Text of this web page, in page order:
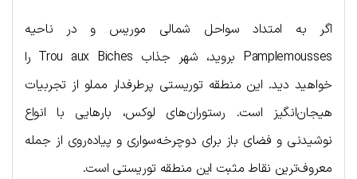
اگر به امتداد سواحل شمالی موریس و در ناحیه
Pamplemousses بروید، شهر جذاب Trou aux Biches را
خواهید دید. این منطقه توریستی پرطرفدار مملو از تجربیات
هیجان‌‌انگیز است. رستوران‌های لوکس، بارهایی با انواع
نوشیدنی و فضای باز برای دوچرخه‌سواری و پیاده‌روی از جمله
معروف‌ترین نقاط مثبت این منطقه توریستی است.